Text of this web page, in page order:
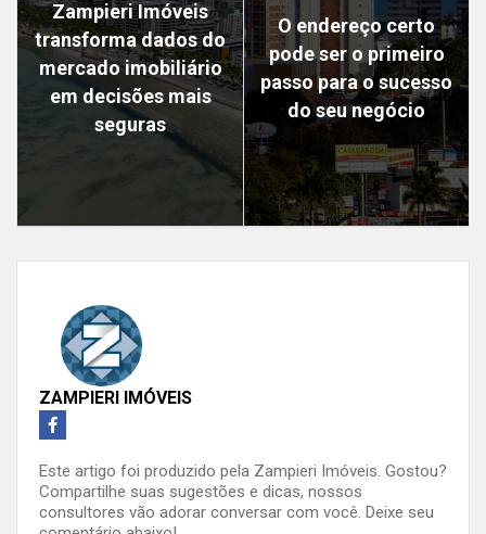
Zampieri Imóveis
transforma dados do
mercado imobiliário
em decisões mais
seguras
O endereço certo
pode ser o primeiro
passo para o sucesso
do seu negócio
ZAMPIERI IMÓVEIS
Este artigo foi produzido pela Zampieri Imóveis. Gostou?
Compartilhe suas sugestões e dicas, nossos
consultores vão adorar conversar com você. Deixe seu